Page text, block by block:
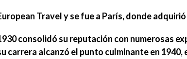
Travely se fue a París, donde
consolidó su reputación con numerosas
carrera alcanzó el punto culminante en 1940,